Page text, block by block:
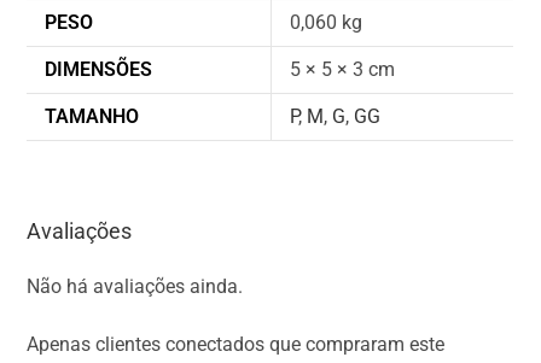
PESO 0,060 kg
DIMENSÕES 5 × 5 × 3 cm
TAMANHO P, M, G, GG
Avaliações
Não há avaliações ainda.
Apenas clientes conectados que compraram este